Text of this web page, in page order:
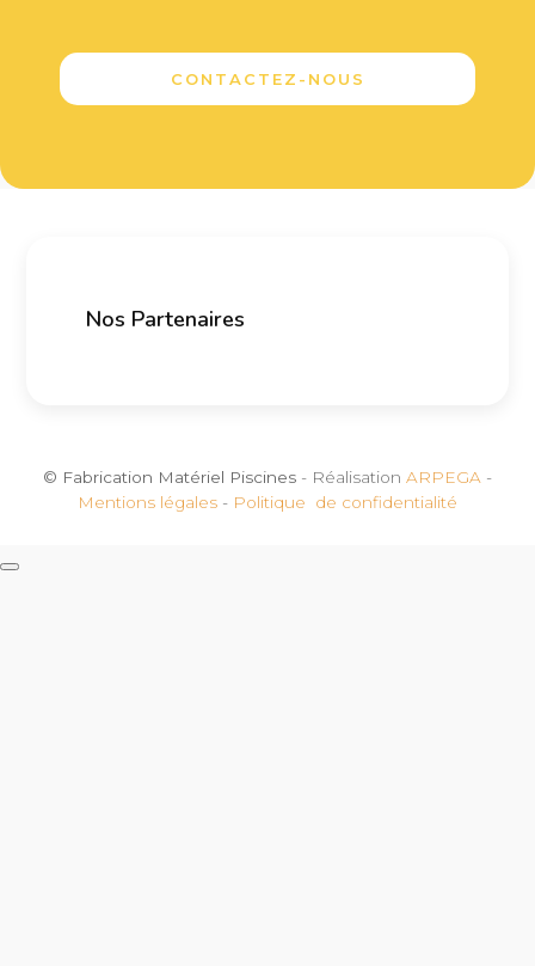
CONTACTEZ-NOUS
Nos Partenaires
© Fabrication Matériel Piscines - Réalisation ARPEGA -
Mentions légales - Politique de confidentialité